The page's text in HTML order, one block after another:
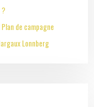
de campagne
Lonnberg